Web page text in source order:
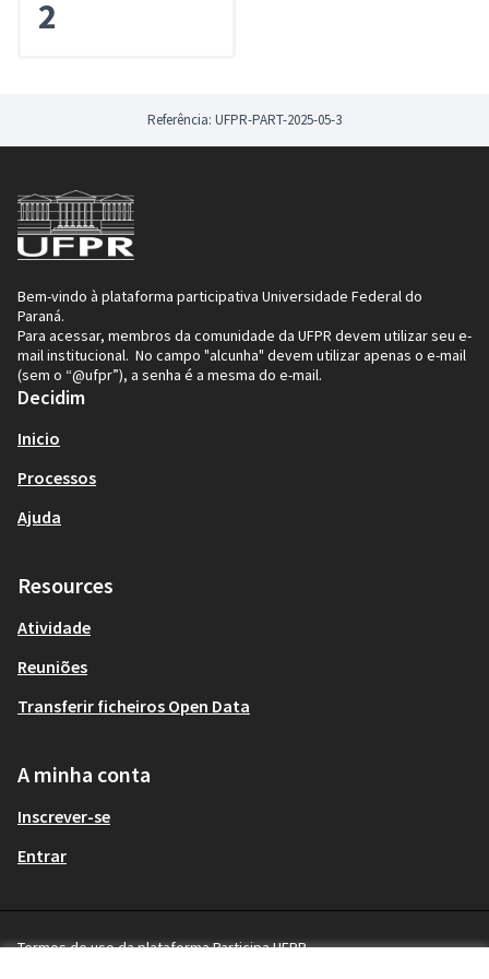
2
Referência: UFPR-PART-2025-05-3
Bem-vindo à plataforma participativa Universidade Federal do
Paraná.
Para acessar, membros da comunidade da UFPR devem utilizar seu e-
mail institucional. No campo "alcunha" devem utilizar apenas o e-mail
(sem o “@ufpr”), a senha é a mesma do e-mail.
Decidim
Inicio
Processos
Ajuda
Resources
Atividade
Reuniões
Transferir ficheiros Open Data
A minha conta
Inscrever-se
Entrar
Termos de uso da plataforma Participa UFPR